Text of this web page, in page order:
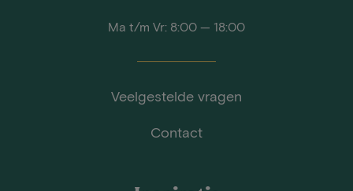
Ma t/m Vr: 8:00 — 18:00
Veelgestelde vragen
Contact